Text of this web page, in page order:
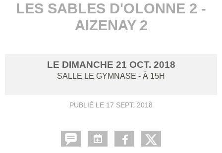
LES SABLES D'OLONNE 2 -
AIZENAY 2
LE DIMANCHE 21 OCT. 2018
SALLE LE GYMNASE - À 15H
PUBLIÉ LE 17 SEPT. 2018